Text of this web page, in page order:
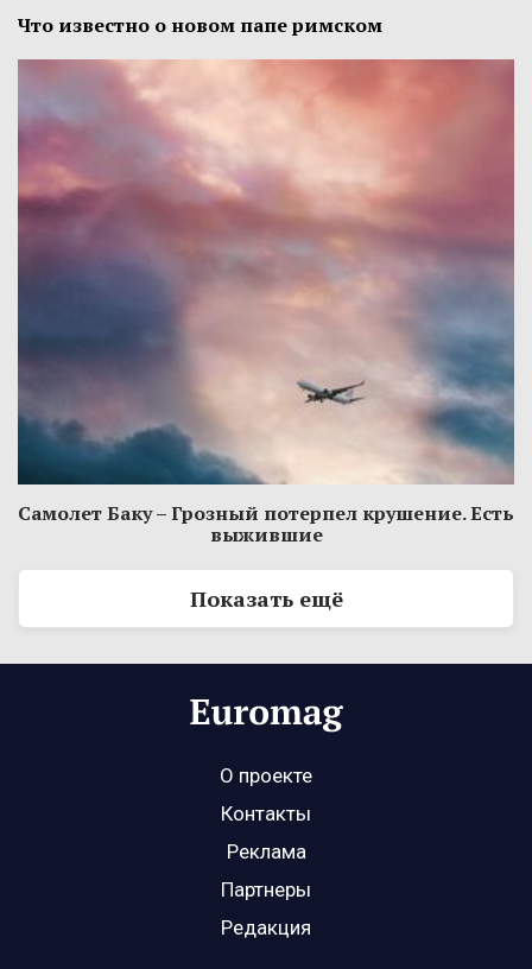
Что известно о новом папе римском
Самолет Баку – Грозный потерпел крушение. Есть
выжившие
Показать ещё
О проекте
Контакты
Реклама
Партнеры
Редакция